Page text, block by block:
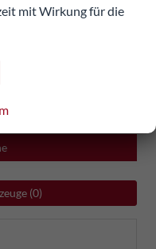
(0)
mit Wirkung für die